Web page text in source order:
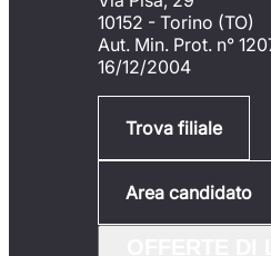
10152 - Torino (TO)
Aut. Min. Prot. n°
16/12/2004
Trova filiale
Area candidato